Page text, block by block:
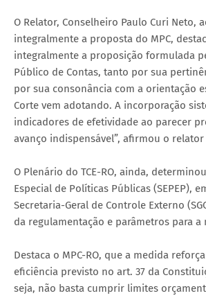
O Relator, Conselheiro Paulo Curi Neto,
integralmente a proposta do MPC,
integralmente a proposição formulada
Público de Contas, tanto por sua
por sua consonância com a orientação
Corte vem adotando. A incorporação
indicadores de efetividade ao parecer
avanço indispensável”, afirmou o
O Plenário do TCE-RO, ainda,
Especial de Políticas Públicas (SEPEP),
Secretaria-Geral de Controle Externo
da regulamentação e parâmetros para a
Destaca o MPC-RO, que a medida
eficiência previsto no art. 37 da
seja, não basta cumprir limites